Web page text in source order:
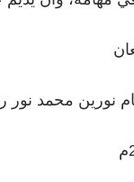
نورين محمد نور